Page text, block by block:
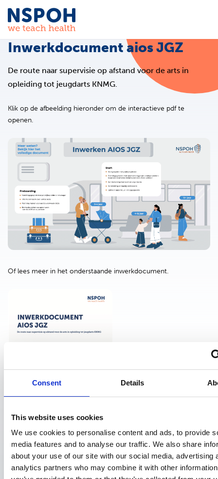
Consent Details
This website uses cookies
We use cookies to personalise content and ads, to provide
media features and to analyse our traffic. We also share
about your use of our site with our social media, advertising
analytics partners who may combine it with other
Ga naar de inhoud
Inwerkdocument aios JGZ
De route naar supervisie op afstand voor de arts in
opleiding tot jeugdarts KNMG.
Klik op de afbeelding hieronder om de interactieve pdf te
openen.
Of lees meer in het onderstaande inwerkdocument.
(opent in nieuw tabblad)